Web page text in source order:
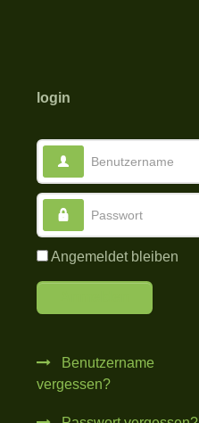
login
Benutzername
Passwort
Angemeldet bleiben
Benutzername
vergessen?